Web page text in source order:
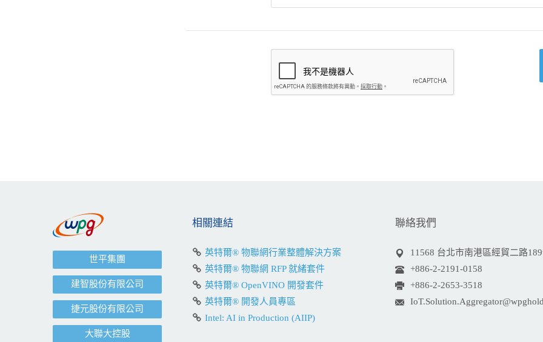
世平集團
建智股份有限公司
捷元股份有限公司
大聯大控股
相關連結
英特爾® 物聯網行業整體解決方案
英特爾® 物聯網 RFP 就緒套件
英特爾® OpenVINO 開發套件
英特爾® 開發人員專區
Intel: AI in Production (AIIP)
聯絡我們
11568 台北市南港區經貿二路
+886-2-2191-0158
+886-2-2653-3518